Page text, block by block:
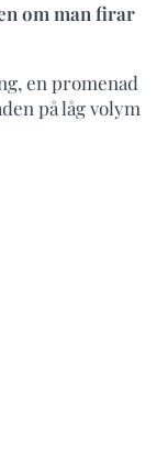
om man firar
en promenad
på låg volym